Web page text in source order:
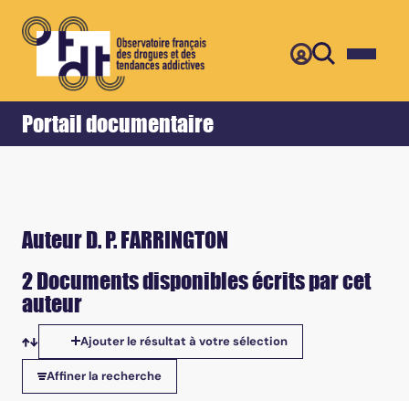
Portail documentaire
Accueil Retour
Auteur D. P. FARRINGTON
2 Documents disponibles écrits par cet
auteur
Tris disponibles
Ajouter le résultat à votre sélection
Affiner la recherche